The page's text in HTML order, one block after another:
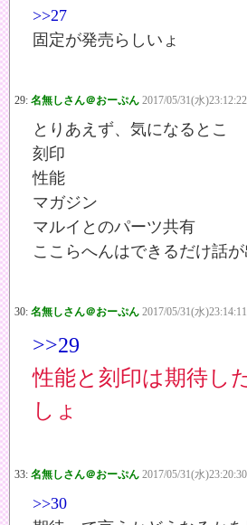
>>27
固定が発売らしいょ
29: 名無しさん＠おーぷん 2017/05/31(水
とりあえず、気になるとこ
刻印
性能
マガジン
マルイとのパーツ共有
ここらへんはできるだけ話
30: 名無しさん＠おーぷん 2017/05/31(水)23:14:11
>>29
性能と刻印は期待し
しょ
33: 名無しさん＠おーぷん 2017/05/31(水
>>30